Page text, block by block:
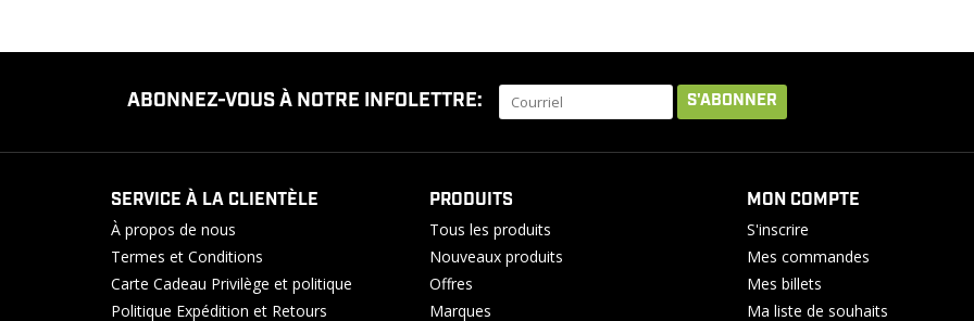
ABONNEZ-VOUS À NOTRE INFOLETTRE: S'ABONNER
SERVICE À LA CLIENTÈLE
À propos de nous
Termes et Conditions
Carte Cadeau Privilège et politique
Politique Expédition et Retours
PRODUITS
Tous les produits
Nouveaux produits
Offres
Marques
MON COMPTE
S'inscrire
Mes commandes
Mes billets
Ma liste de souhaits